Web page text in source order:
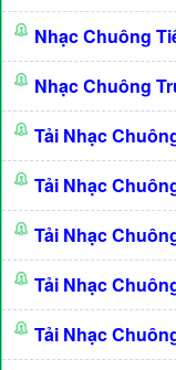
Nhạc Chuông
Nhạc Chuông
Tải Nhạc
Tải Nhạc
Tải Nhạc
Tải Nhạc
Tải Nhạc